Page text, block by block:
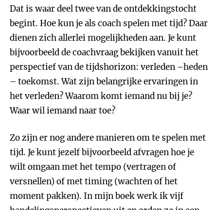
Dat is waar deel twee van de ontdekkingstocht
begint. Hoe kun je als coach spelen met tijd? Daar
dienen zich allerlei mogelijkheden aan. Je kunt
bijvoorbeeld de coachvraag bekijken vanuit het
perspectief van de tijdshorizon: verleden –heden
– toekomst. Wat zijn belangrijke ervaringen in
het verleden? Waarom komt iemand nu bij je?
Waar wil iemand naar toe?
Zo zijn er nog andere manieren om te spelen met
tijd. Je kunt jezelf bijvoorbeeld afvragen hoe je
wilt omgaan met het tempo (vertragen of
versnellen) of met timing (wachten of het
moment pakken). In mijn boek werk ik vijf